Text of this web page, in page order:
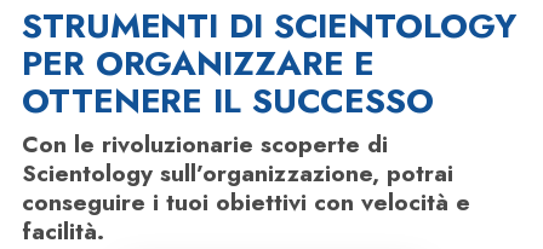
STRUMENTI DI SCIENTOLOGY
PER ORGANIZZARE E
OTTENERE IL SUCCESSO
Con le rivoluzionarie scoperte di
Scientology sull’organizzazione, potrai
conseguire i tuoi obiettivi con velocità e
facilità.